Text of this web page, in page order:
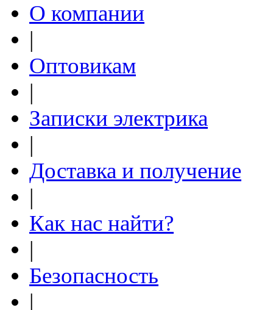
О компании
|
Оптовикам
|
Записки электрика
|
Доставка и получение
|
Как нас найти?
|
Безопасность
|